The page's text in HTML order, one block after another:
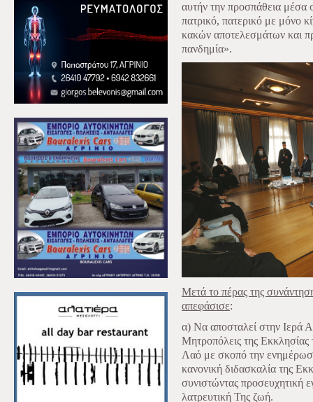
αυτήν την προσπάθεια μέσα
πατρικό, πατερικό με μόνο
κακών αποτελεσμάτων και
πανδημία».
Μετά το πέρας της
απεφάσισε:
α) Να αποσταλεί στην Ιερά
Μητροπόλεις της Εκκλησίας
Λαό με σκοπό την
κανονική διδασκαλία της
συνιστώντας προσευχητική
λατρευτική Της ζωή.